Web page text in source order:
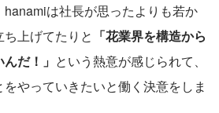
は社長が思ったよりも若か
上げてたりと 「花業界を構造から
だ！」 という熱意が感じられて、
やっていきたいと働く決意をしま